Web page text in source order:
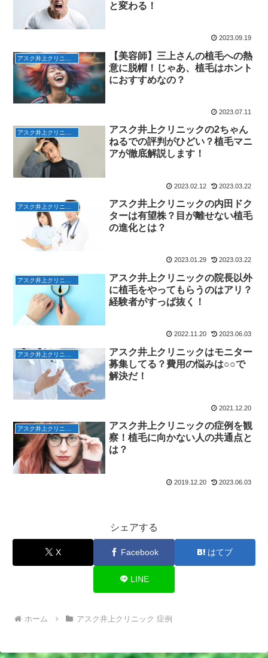
と変わる！
2023.09.19
【美容師】三上さんの植毛への熱
意に脱帽！じゃあ、植毛はホント
におすすめなの？
2023.07.11
アスク井上クリニックの2ちゃん
ねるでの評判がひどい？植毛マニ
アが徹底解説します！
2023.02.12 2023.03.22
アスク井上クリニックの内田ドク
ターは有望株？目が離せない植毛
の進化とは？
2023.01.29 2023.03.22
アスク井上クリニック
アスク井上クリニックの院長以外
に植毛をやってもらうのはアリ？
経験者がすっぱ抜く！
2022.11.20 2023.06.03
アスク井上クリニックはモニター
募集してる？費用の悩みは○○で
解決だ！
2021.12.20
アスク井上クリニックの症例を観
察！植毛に向かない人の共通点と
は？
2019.12.20 2023.06.03
シェアする
X Facebook はてブ
LINE
ホーム アスク井上クリニック 症例